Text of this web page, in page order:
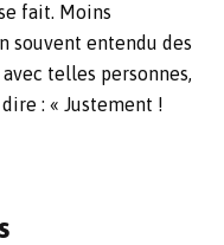
fait. Moins
souvent entendu des
telles personnes,
: « Justement !